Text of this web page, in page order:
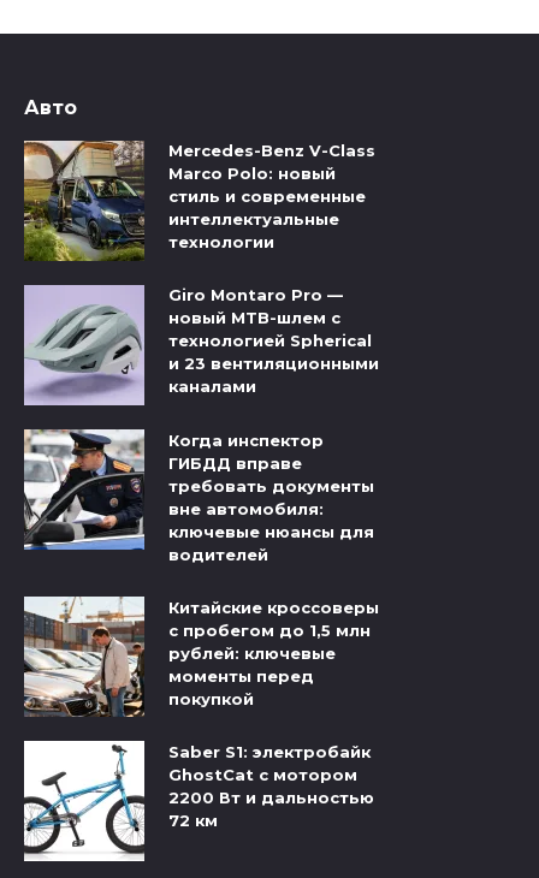
Авто
Mercedes-Benz V-Class
Marco Polo: новый
стиль и современные
интеллектуальные
технологии
Giro Montaro Pro —
новый MTB-шлем с
технологией Spherical
и 23 вентиляционными
каналами
Когда инспектор
ГИБДД вправе
требовать документы
вне автомобиля:
ключевые нюансы для
водителей
Китайские кроссоверы
с пробегом до 1,5 млн
рублей: ключевые
моменты перед
покупкой
Saber S1: электробайк
GhostCat с мотором
2200 Вт и дальностью
72 км